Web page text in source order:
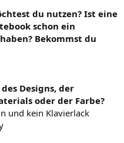
du nutzen? Ist eine
schon ein
Bekommst du
Designs, der
oder der Farbe?
und kein Klavierlack